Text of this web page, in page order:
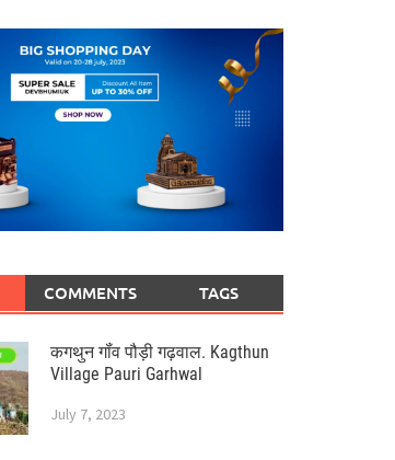
COMMENTS TAGS
कगथुन गॉंव पौड़ी गढ़वाल. Kagthun
Village Pauri Garhwal
July 7, 2023